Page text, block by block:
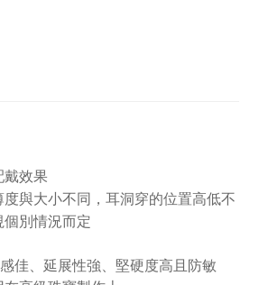
戴效果
與大小不同，耳洞穿的位置高低不
別情況而定
佳、延展性強、堅硬度高且防敏